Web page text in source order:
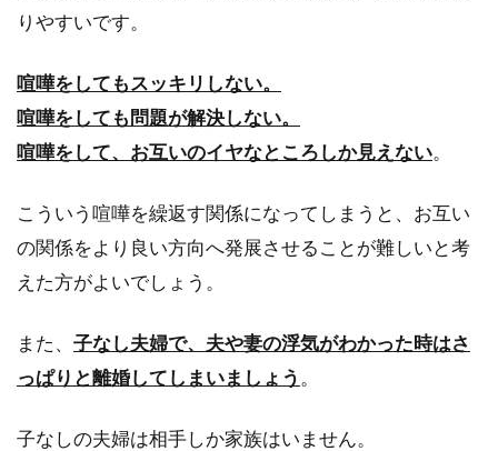
りやすいです。
喧嘩をしてもスッキリしない。
喧嘩をしても問題が解決しない。
喧嘩をして、お互いのイヤなところしか見えない。
こういう喧嘩を繰返す関係になってしまうと、お互い
の関係をより良い方向へ発展させることが難しいと考
えた方がよいでしょう。
また、 子なし夫婦で、夫や妻の浮気がわかった時はさ
っぱりと離婚してしまいましょう 。
子なしの夫婦は相手しか家族はいません。